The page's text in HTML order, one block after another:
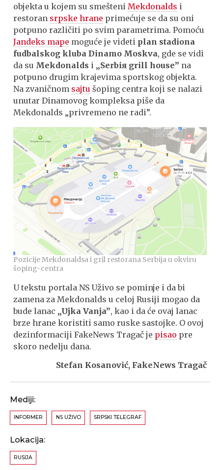
objekta u kojem su smešteni Mekdonalds i
restoran srpske hrane primećuje se da su oni
potpuno različiti po svim parametrima. Pomoću
Jandeks mape moguće je videti plan stadiona
fudbalskog kluba Dinamo Moskva, gde se vidi
da su Mekdonalds i „Serbiя grill house” na
potpuno drugim krajevima sportskog objekta.
Na zvaničnom sajtu šoping centra koji se nalazi
unutar Dinamovog kompleksa piše da
Mekdonalds „privremeno ne radi”.
Pozicije Mekdonaldsa i gril restorana Serbija u okviru
šoping-centra
U tekstu portala NS Uživo se pominje i da bi
zamena za Mekdonalds u celoj Rusiji mogao da
bude lanac „Ujka Vanja”, kao i da će ovaj lanac
brze hrane koristiti samo ruske sastojke. O ovoj
dezinformaciji FakeNews Tragač je pisao pre
skoro nedelju dana.
Stefan Kosanović, FakeNews Tragač
Mediji:
INFORMER NS UŽIVO SRPSKI TELEGRAF
Lokacija:
RUSIJA